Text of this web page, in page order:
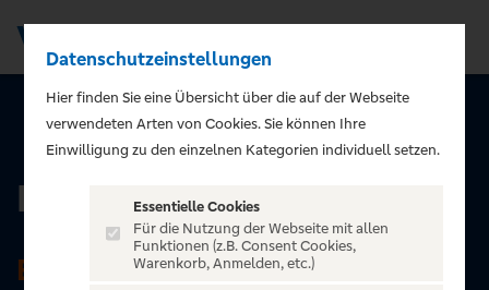
ZURÜCK ZUR STARTSEITE
Die Glocke
BREMEN
Datenschutzeinstellungen
Hier finden Sie eine Übersicht über die auf der Webseite
verwendeten Arten von Cookies. Sie können Ihre
Einwilligung zu den einzelnen Kategorien individuell setzen.
Essentielle Cookies
Für die Nutzung der Webseite mit allen
Funktionen (z.B. Consent Cookies,
Warenkorb, Anmelden, etc.)